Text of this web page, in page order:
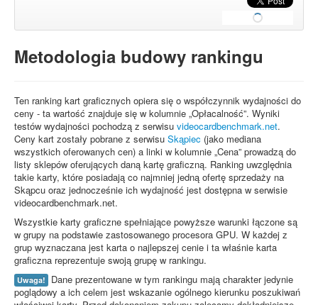
Metodologia budowy rankingu
Ten ranking kart graficznych opiera się o współczynnik wydajności do
ceny - ta wartość znajduje się w kolumnie „Opłacalność”. Wyniki
testów wydajności pochodzą z serwisu videocardbenchmark.net.
Ceny kart zostały pobrane z serwisu Skąpiec (jako mediana
wszystkich oferowanych cen) a linki w kolumnie „Cena” prowadzą do
listy sklepów oferujących daną kartę graficzną. Ranking uwzględnia
takie karty, które posiadają co najmniej jedną ofertę sprzedaży na
Skąpcu oraz jednocześnie ich wydajność jest dostępna w serwisie
videocardbenchmark.net.
Wszystkie karty graficzne spełniające powyższe warunki łączone są
w grupy na podstawie zastosowanego procesora GPU. W każdej z
grup wyznaczana jest karta o najlepszej cenie i ta właśnie karta
graficzna reprezentuje swoją grupę w rankingu.
Uwaga!
Dane prezentowane w tym rankingu mają charakter jedynie
poglądowy a ich celem jest wskazanie ogólnego kierunku poszukiwań